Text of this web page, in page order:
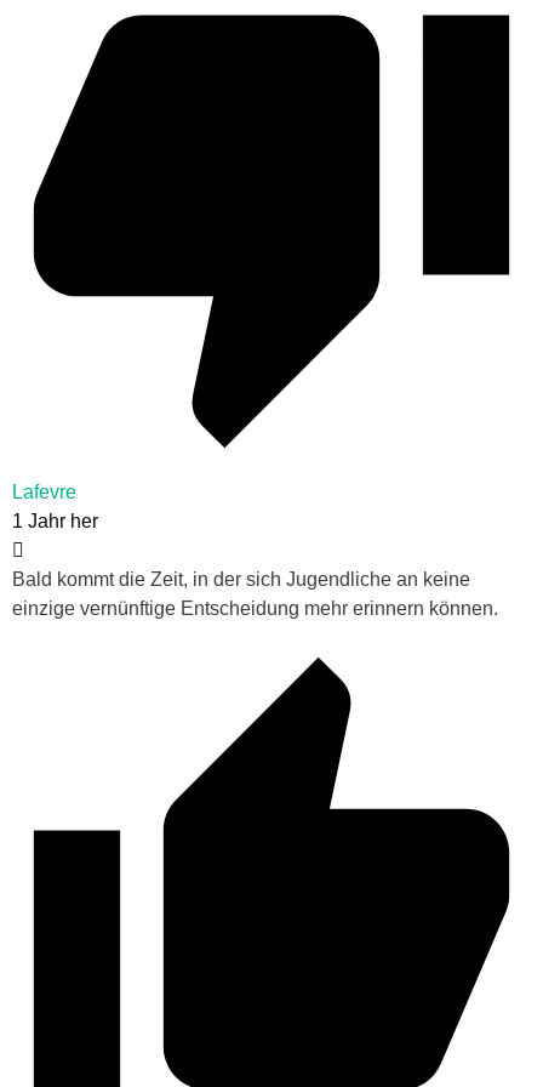
Lafevre
1 Jahr her
Bald kommt die Zeit, in der sich Jugendliche an keine
einzige vernünftige Entscheidung mehr erinnern können.